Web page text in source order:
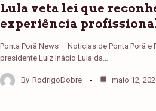
Lula veta lei que
experiência
Ponta Porã News – Notícias de Ponta Porã e
presidente Luiz Inácio Lula da…
By RodrigoDobre maio 12,